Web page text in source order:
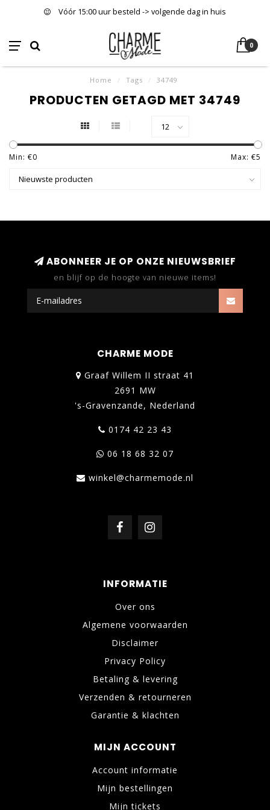
Vóór 15:00 uur besteld -> volgende dag in huis
0
Home / Tags / 34749
PRODUCTEN GETAGD MET 34749
Min: €0 Max: €5
ABONNEER JE OP ONZE NIEUWSBRIEF
en blijf op de hoogte van nieuwe items!
CHARME MODE
Graaf Willem II straat 41
2691 MW
's-Gravenzande, Nederland
0174 42 23 43
06 18 68 32 07
winkel@charmemode.nl
INFORMATIE
Over ons
Algemene voorwaarden
Disclaimer
Privacy Policy
Betaling & levering
Verzenden & retourneren
Garantie & klachten
MIJN ACCOUNT
Account informatie
Mijn bestellingen
Mijn tickets